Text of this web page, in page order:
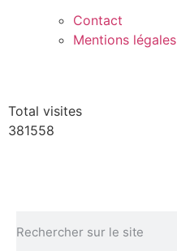
Contact
Mentions légales
Total visites
381558